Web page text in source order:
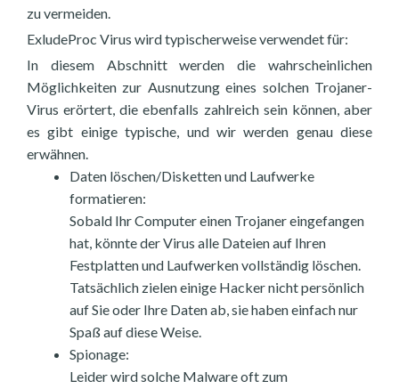
zu vermeiden.
ExludeProc Virus wird typischerweise verwendet für:
In diesem Abschnitt werden die wahrscheinlichen
Möglichkeiten zur Ausnutzung eines solchen Trojaner-
Virus erörtert, die ebenfalls zahlreich sein können, aber
es gibt einige typische, und wir werden genau diese
erwähnen.
Daten löschen/Disketten und Laufwerke
formatieren:
Sobald Ihr Computer einen Trojaner eingefangen
hat, könnte der Virus alle Dateien auf Ihren
Festplatten und Laufwerken vollständig löschen.
Tatsächlich zielen einige Hacker nicht persönlich
auf Sie oder Ihre Daten ab, sie haben einfach nur
Spaß auf diese Weise.
Spionage:
Leider wird solche Malware oft zum